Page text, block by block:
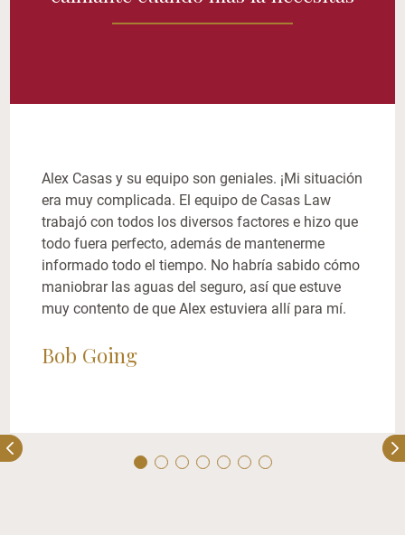
Alex Casas y su equipo son geniales. ¡Mi situación
era muy complicada. El equipo de Casas Law
trabajó con todos los diversos factores e hizo que
todo fuera perfecto, además de mantenerme
informado todo el tiempo. No habría sabido cómo
maniobrar las aguas del seguro, así que estuve
muy contento de que Alex estuviera allí para mí.
Bob Going